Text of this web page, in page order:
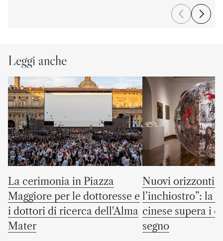
Leggi anche
La cerimonia in Piazza
Maggiore per le dottoresse e
i dottori di ricerca dell'Alma
Mater
Nuovi orizzonti
l’inchiostro”: la
cinese supera i
segno